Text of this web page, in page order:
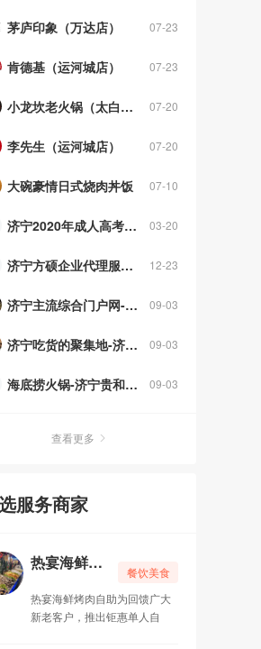
07-23
茅庐印象（万达店）
07-23
肯德基（运河城店）
07-20
小龙坎老火锅（太白东路店）
07-20
李先生（运河城店）
07-10
大碗豪情日式烧肉丼饭
03-20
济宁2020年成人高考报名时间
12-23
济宁方硕企业代理服务有限公司
09-03
济宁主流综合门户网-济宁门户网，你的最佳宣传推广平台
09-03
济宁吃货的聚集地-济宁万达嘉华美食汇自助餐
09-03
海底捞火锅-济宁贵和购物广场店 24小时营业
07-23
热宴海鲜烤肉自助（永旺店）
07-23
茅庐印象（万达店）
查看更多
服务商家
餐饮美食
热宴海鲜烤肉自助（永旺店）
热宴海鲜烤肉自助为回馈广大
新老客户，推出钜惠单人自